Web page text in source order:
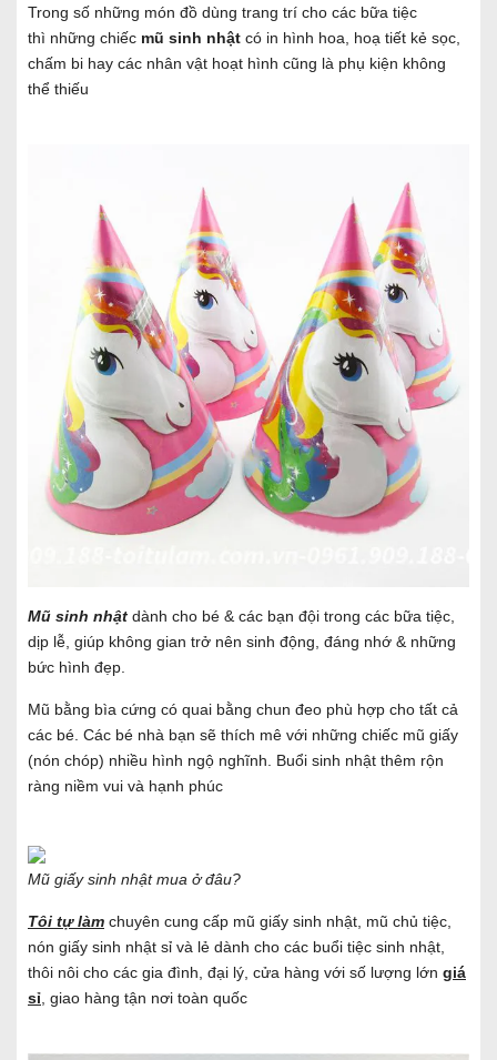
Trong số những món đồ dùng trang trí cho các bữa tiệc
thì những chiếc mũ sinh nhật có in hình hoa, hoạ tiết kẻ sọc,
chấm bi hay các nhân vật hoạt hình cũng là phụ kiện không
thể thiếu
Mũ sinh nhật dành cho bé & các bạn đội trong các bữa tiệc,
dịp lễ, giúp không gian trở nên sinh động, đáng nhớ & những
bức hình đẹp.
Mũ bằng bìa cứng có quai bằng chun đeo phù hợp cho tất cả
các bé. Các bé nhà bạn sẽ thích mê với những chiếc mũ giấy
(nón chóp) nhiều hình ngộ nghĩnh. Buổi sinh nhật thêm rộn
ràng niềm vui và hạnh phúc
Mũ giấy sinh nhật mua ở đâu?
Tôi tự làm chuyên cung cấp mũ giấy sinh nhật, mũ chủ tiệc
nón giấy sinh nhật sỉ và lẻ dành cho các buổi tiệc sinh nhật,
thôi nôi cho các gia đình, đại lý, cửa hàng với số lượng lớn giá
sỉ , giao hàng tận nơi toàn quốc